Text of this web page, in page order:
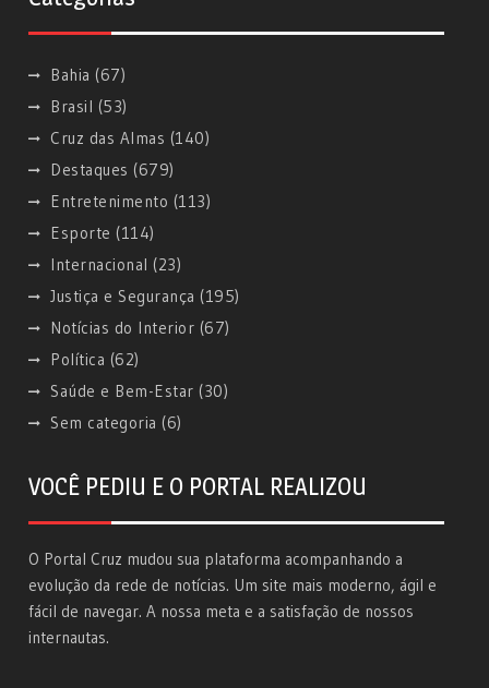
Bahia (67)
Brasil (53)
Cruz das Almas (140)
Destaques (679)
Entretenimento (113)
Esporte (114)
Internacional (23)
Justiça e Segurança (195)
Notícias do Interior (67)
Política (62)
Saúde e Bem-Estar (30)
Sem categoria (6)
VOCÊ PEDIU E O PORTAL REALIZOU
O Portal Cruz mudou sua plataforma acompanhando a
evolução da rede de notícias. Um site mais moderno, ágil e
fácil de navegar. A nossa meta e a satisfação de nossos
internautas.